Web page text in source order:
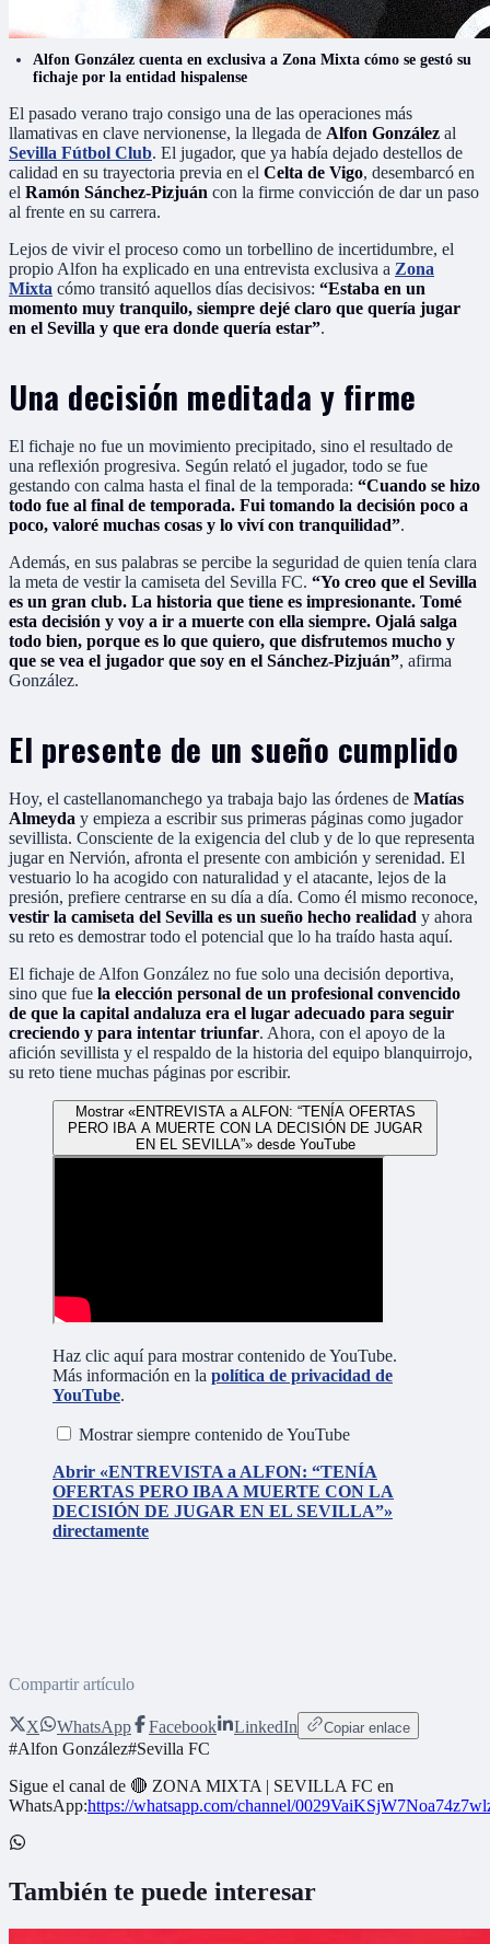
Alfon González cuenta en exclusiva a Zona Mixta cómo se gestó su
fichaje por la entidad hispalense
El pasado verano trajo consigo una de las operaciones más
llamativas en clave nervionense, la llegada de Alfon González al
Sevilla Fútbol Club. El jugador, que ya había dejado destellos de
calidad en su trayectoria previa en el Celta de Vigo, desembarcó en
el Ramón Sánchez-Pizjuán con la firme convicción de dar un paso
al frente en su carrera.
Lejos de vivir el proceso como un torbellino de incertidumbre, el
propio Alfon ha explicado en una entrevista exclusiva a Zona
Mixta cómo transitó aquellos días decisivos: “Estaba en un
momento muy tranquilo, siempre dejé claro que quería jugar
en el Sevilla y que era donde quería estar”.
Una decisión meditada y firme
El fichaje no fue un movimiento precipitado, sino el resultado de
una reflexión progresiva. Según relató el jugador, todo se fue
gestando con calma hasta el final de la temporada: “Cuando se hizo
todo fue al final de temporada. Fui tomando la decisión poco a
poco, valoré muchas cosas y lo viví con tranquilidad”.
Además, en sus palabras se percibe la seguridad de quien tenía clara
la meta de vestir la camiseta del Sevilla FC. “Yo creo que el Sevilla
es un gran club. La historia que tiene es impresionante. Tomé
esta decisión y voy a ir a muerte con ella siempre. Ojalá salga
todo bien, porque es lo que quiero, que disfrutemos mucho y
que se vea el jugador que soy en el Sánchez-Pizjuán”, afirma
González.
El presente de un sueño cumplido
Hoy, el castellanomanchego ya trabaja bajo las órdenes de Matías
Almeyda y empieza a escribir sus primeras páginas como jugador
sevillista. Consciente de la exigencia del club y de lo que representa
jugar en Nervión, afronta el presente con ambición y serenidad. El
vestuario lo ha acogido con naturalidad y el atacante, lejos de la
presión, prefiere centrarse en su día a día. Como él mismo reconoce,
vestir la camiseta del Sevilla es un sueño hecho realidad y ahora
su reto es demostrar todo el potencial que lo ha traído hasta aquí.
El fichaje de Alfon González no fue solo una decisión deportiva,
sino que fue la elección personal de un profesional convencido
de que la capital andaluza era el lugar adecuado para seguir
creciendo y para intentar triunfar. Ahora, con el apoyo de la
afición sevillista y el respaldo de la historia del equipo blanquirrojo,
su reto tiene muchas páginas por escribir.
Mostrar «ENTREVISTA a ALFON: “TENÍA OFERTAS
PERO IBA A MUERTE CON LA DECISIÓN DE JUGAR
EN EL SEVILLA”» desde YouTube
Haz clic aquí para mostrar contenido de YouTube.
Más información en la política de privacidad de
YouTube.
Mostrar siempre contenido de YouTube
Abrir «ENTREVISTA a ALFON: “TENÍA
OFERTAS PERO IBA A MUERTE CON LA
DECISIÓN DE JUGAR EN EL SEVILLA”»
directamente
Compartir artículo
X WhatsApp Facebook LinkedIn Copiar enlace
#Alfon González#Sevilla FC
Sigue el canal de 🔴 ZONA MIXTA | SEVILLA FC en
WhatsApp:https://whatsapp.com/channel/
También te puede interesar